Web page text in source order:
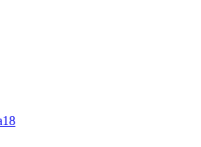
18